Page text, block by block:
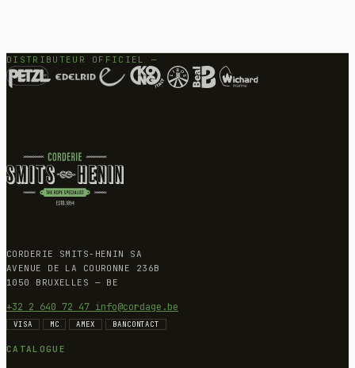
DISTRIBUTEUR OFFICIEL —
CORDERIE SMITS-HENIN SA
AVENUE DE LA COURONNE 236B
1050 BRUXELLES — BE
+32 2 640 72 47 info@cordage.be
VISA MC AMEX BANCONTACT
CATALOGUE